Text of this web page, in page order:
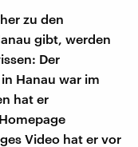
zu den
gibt, werden
Der
Hanau war im
hat er
Video hat er vor